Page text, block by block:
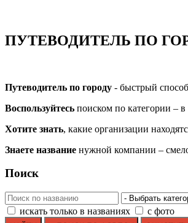
ПУТЕВОДИТЕЛЬ ПО
Путеводитель по городу - быстрый
Воспользуйтесь поиском по категории – в
Хотите знать, какие организации
Знаете название нужной компании –
Поиск
искать только в названиях с фото